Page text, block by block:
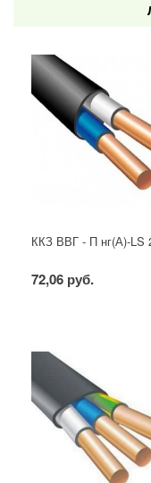
ККЗ ВВГ - П нг(А)-LS
72,06 руб.